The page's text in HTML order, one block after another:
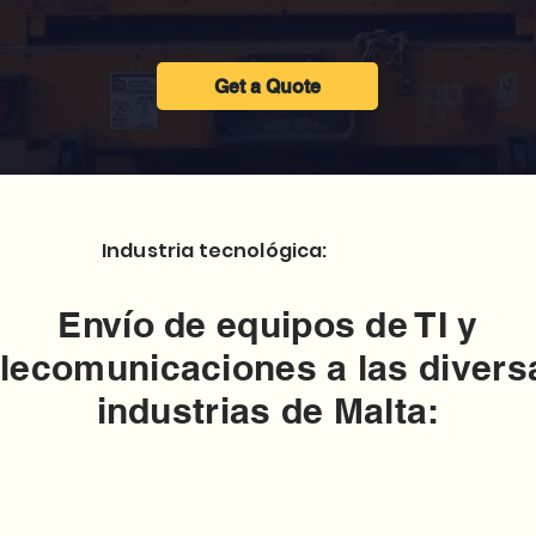
Get a Quote
Industria tecnológica:
Envío de equipos de TI y
a las
industrias de Malta: